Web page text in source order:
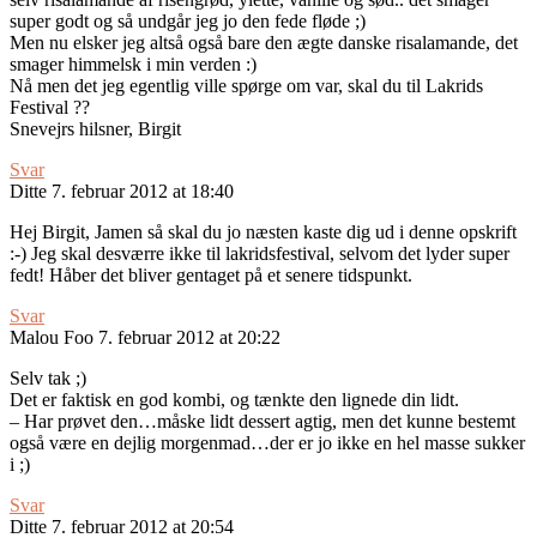
super godt og så undgår jeg jo den fede fløde ;)
Men nu elsker jeg altså også bare den ægte danske risalamande, det
smager himmelsk i min verden :)
Nå men det jeg egentlig ville spørge om var, skal du til Lakrids
Festival ??
Snevejrs hilsner, Birgit
Svar
Ditte 7. februar 2012 at 18:40
Hej Birgit, Jamen så skal du jo næsten kaste dig ud i denne opskrift
:-) Jeg skal desværre ikke til lakridsfestival, selvom det lyder super
fedt! Håber det bliver gentaget på et senere tidspunkt.
Svar
Malou Foo 7. februar 2012 at 20:22
Selv tak ;)
Det er faktisk en god kombi, og tænkte den lignede din lidt.
– Har prøvet den…måske lidt dessert agtig, men det kunne bestemt
også være en dejlig morgenmad…der er jo ikke en hel masse sukker
i ;)
Svar
Ditte 7. februar 2012 at 20:54